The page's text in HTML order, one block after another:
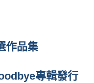
作品集
專輯發行